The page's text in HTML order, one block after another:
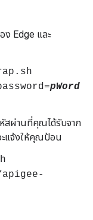
ง Edge และ
pWord
สผ่านที่คุณได้รับจาก
ะแจ้งให้คุณป้อน